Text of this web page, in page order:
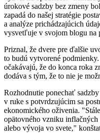
úrokové sadzby bez zmeny
zapadá do našej stratégie
a analýze prichádzajúcich
vysvetľuje v svojom blogu na
Priznal, že dvere pre ďalšie
to budú vytvorené
očakávajú, že do konca roka
dodáva s tým, že to nie je
Rozhodnutie ponechať
v ruke s potvrdzujúcim sa
ekonomického oživenia.
opätovného vzniku
alebo vývoja vo svete,"